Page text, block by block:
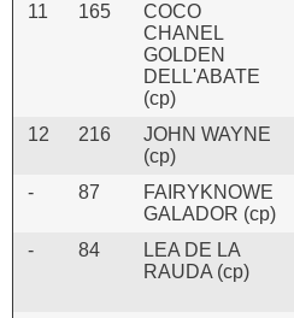
11
165
COCO
CHANEL
GOLDEN
DELL'ABATE
(cp)
12 216
JOHN WAYNE
(cp)
- 87
FAIRYKNOWE
GALADOR (cp)
- 84
LEA DE LA
RAUDA (cp)